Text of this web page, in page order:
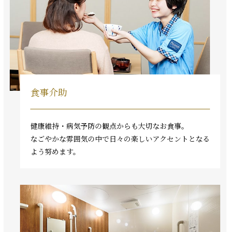
食事介助
健康維持・病気予防の観点からも大切なお食事。
なごやかな雰囲気の中で日々の楽しいアクセントとなる
よう努めます。